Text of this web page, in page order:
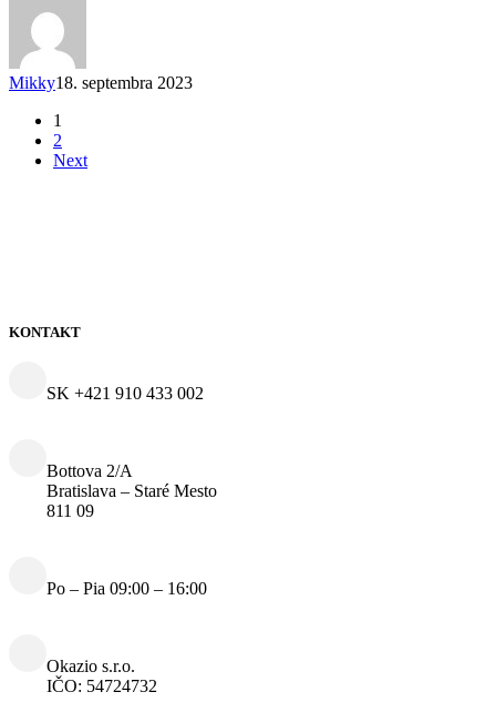
krypto
prostredia
Mikky18. septembra 2023
1
2
Next
KONTAKT
SK +421 910 433 002
Bottova 2/A
Bratislava – Staré Mesto
811 09
Po – Pia 09:00 – 16:00
Okazio s.r.o.
IČO: 54724732